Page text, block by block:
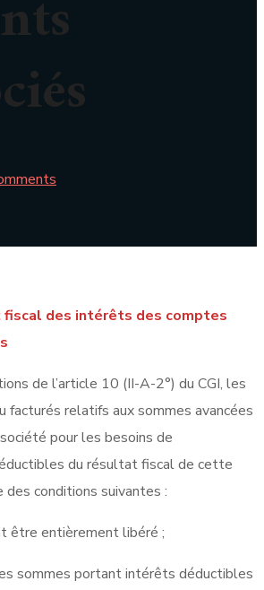
des intérêts des comptes
de l’article 10 (II-A-2°) du CGI, les
relatifs aux sommes avancées
pour les besoins de
du résultat fiscal de cette
conditions suivantes :
être entièrement libéré ;
sommes portant intérêts déductibles